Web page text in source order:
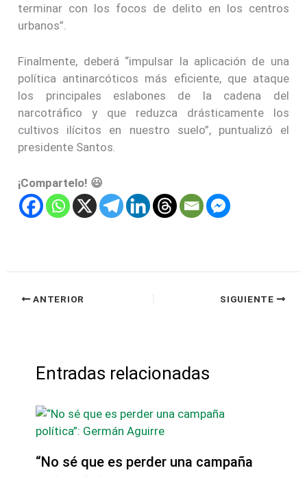
terminar con los focos de delito en los centros
urbanos”.
Finalmente, deberá “impulsar la aplicación de una
política antinarcóticos más eficiente, que ataque
los principales eslabones de la cadena del
narcotráfico y que reduzca drásticamente los
cultivos ilícitos en nuestro suelo”, puntualizó el
presidente Santos.
¡Compartelo! 😃
ANTERIOR SIGUIENTE
Entradas relacionadas
“No sé que es perder una campaña